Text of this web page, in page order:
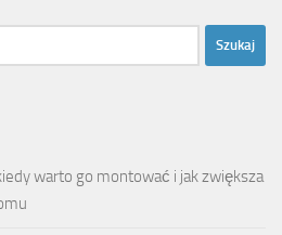
warto go montować i jak zwiększa